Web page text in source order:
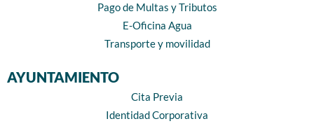
Pago de Multas y Tributos
E-Oficina Agua
Transporte y movilidad
AYUNTAMIENTO
Cita Previa
Identidad Corporativa